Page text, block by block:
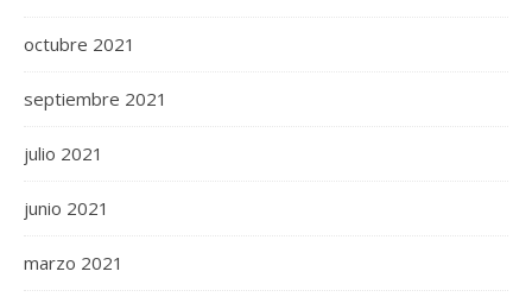
octubre 2021
septiembre 2021
julio 2021
junio 2021
marzo 2021